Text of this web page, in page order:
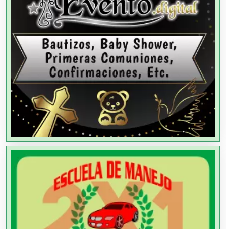
Alquiler de Autos
Alquiler de Equipos para Fiestas
Alquiler de Sillas y Mesas
Alquiler de Trajes de Etiqueta
Alta Costura
Aluminio